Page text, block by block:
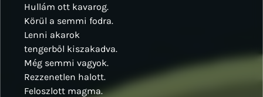
Hullám ott kavarog.
Körül a semmi fodra.
Lenni akarok
tengerből kiszakadva.
Még semmi vagyok.
Rezzenetlen halott.
Feloszlott magma.